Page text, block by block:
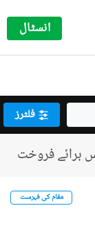
انسٹال
فلٹرز
مقام کی فہرست